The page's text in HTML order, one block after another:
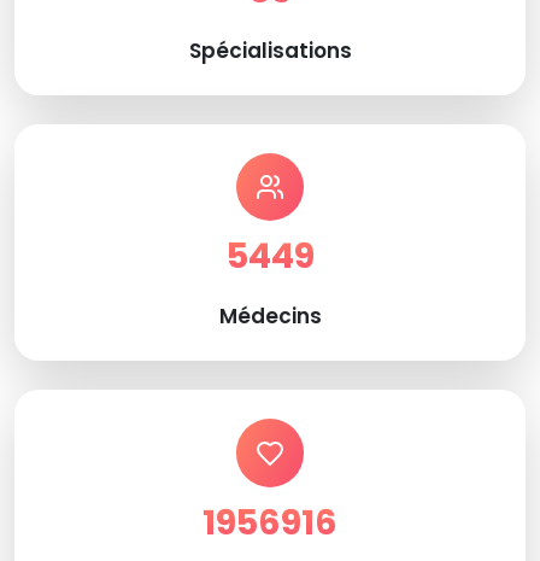
Spécialisations
5449
Médecins
1956916